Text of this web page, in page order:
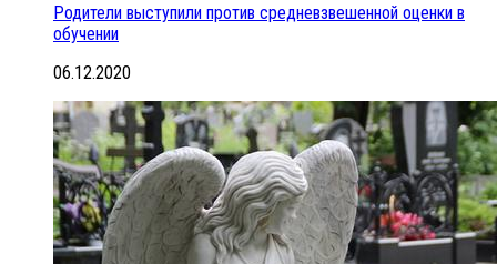
Родители выступили против средневзвешенной оценки в
обучении
06.12.2020